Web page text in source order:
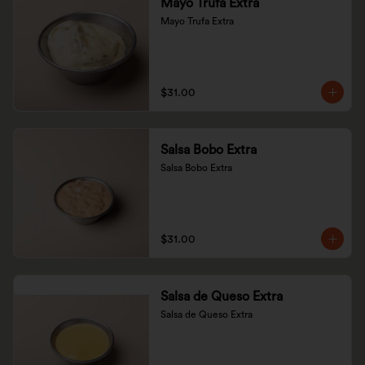
Mayo Trufa Extra
Mayo Trufa Extra
$31.00
Salsa Bobo Extra
Salsa Bobo Extra
$31.00
Salsa de Queso Extra
Salsa de Queso Extra